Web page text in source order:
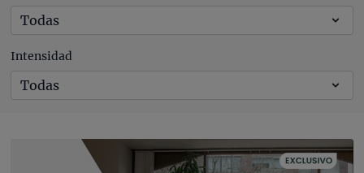
Intensidad